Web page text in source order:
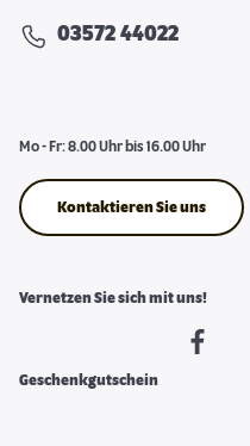
03572 44022
Mo - Fr: 8.00 Uhr bis 16.00 Uhr
Kontaktieren Sie uns
Vernetzen Sie sich mit uns!
Geschenkgutschein